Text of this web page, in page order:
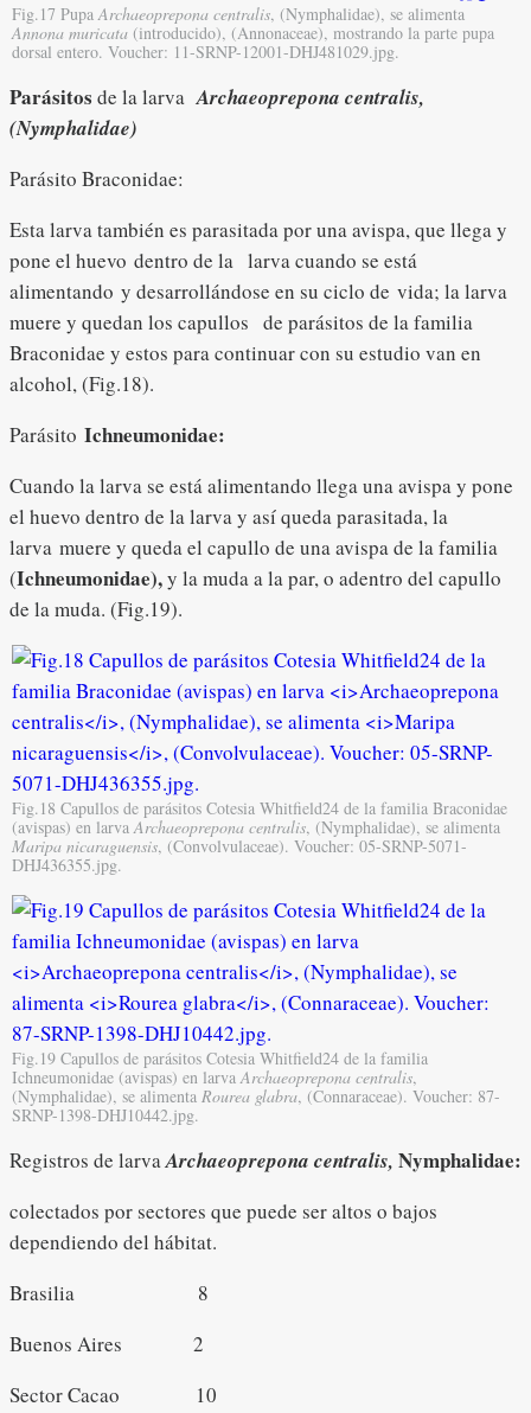
Fig.17 PupaArchaeoprepona centralis, (Nymphalidae), se alimenta
Annona muricata (introducido), (Annonaceae), mostrando la parte pupa
dorsal entero. Voucher: 11-SRNP-12001-DHJ481029.jpg.
Parásitos de la larva Archaeoprepona centralis,
(Nymphalidae)
Parásito Braconidae:
Esta larva también es parasitada por una avispa, que llega y
pone el huevo dentro de la larva cuando se está
alimentando y desarrollándose en su ciclo de vida; la larva
muere y quedan los capullos de parásitos de la familia
Braconidae y estos para continuar con su estudio van en
alcohol, (Fig.18).
Parásito Ichneumonidae:
Cuando la larva se está alimentando llega una avispa y pone
el huevo dentro de la larva y así queda parasitada, la
larva muere y queda el capullo de una avispa de la familia
(Ichneumonidae),y la muda a la par, o adentro del capullo
de la muda. (Fig.19).
Fig.18 Capullos de parásitos Cotesia Whitfield24 de la familia Braconidae
(avispas) en larvaArchaeoprepona centralis, (Nymphalidae), se alimenta
Maripa nicaraguensis, (Convolvulaceae). Voucher: 05-SRNP-5071-
DHJ436355.jpg.
Fig.19 Capullos de parásitos Cotesia Whitfield24 de la familia
Ichneumonidae (avispas) en larvaArchaeoprepona centralis,
(Nymphalidae), se alimenta Rourea glabra, (Connaraceae). Voucher: 87-
SRNP-1398-DHJ10442.jpg.
Registros de larvaArchaeoprepona centralis, Nymphalidae:
colectados por sectores que puede ser altos o bajos
dependiendo del hábitat.
Brasilia 8
Buenos Aires 2
Sector Cacao 10